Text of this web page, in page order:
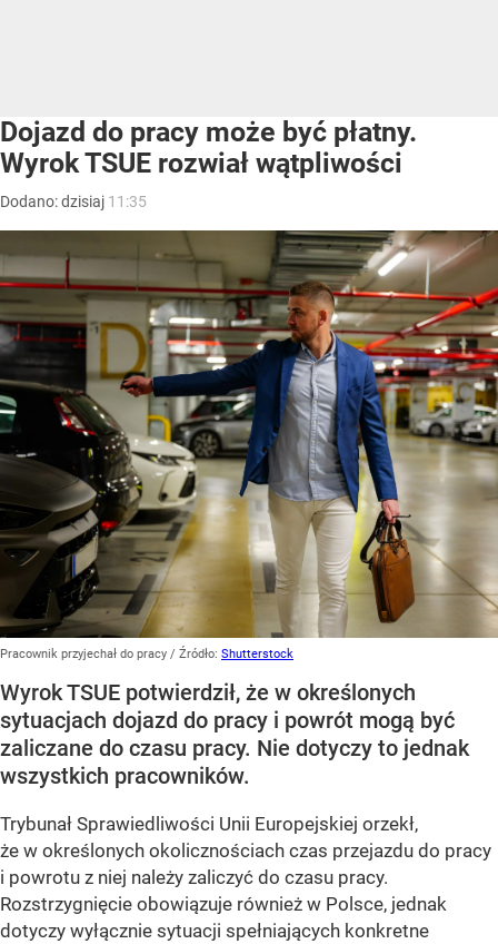
Dojazd do pracy może być płatny.
Wyrok TSUE rozwiał wątpliwości
Dodano:dzisiaj 11:35
Pracownik przyjechał do pracy / Źródło: Shutterstock
Wyrok TSUE potwierdził, że w określonych
sytuacjach dojazd do pracy i powrót mogą być
zaliczane do czasu pracy. Nie dotyczy to jednak
wszystkich pracowników.
Trybunał Sprawiedliwości Unii Europejskiej orzekł,
że w określonych okolicznościach czas przejazdu do pracy
i powrotu z niej należy zaliczyć do czasu pracy.
Rozstrzygnięcie obowiązuje również w Polsce, jednak
dotyczy wyłącznie sytuacji spełniających konkretne